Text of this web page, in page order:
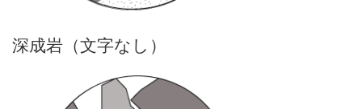
深成岩（文字なし）